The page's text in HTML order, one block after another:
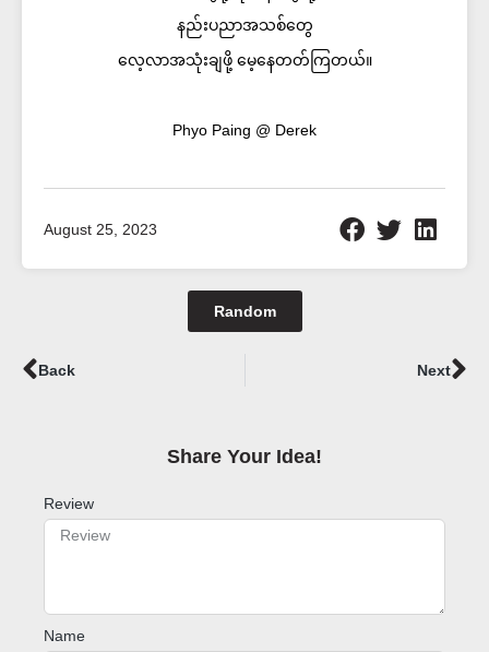
နည်းပညာအသစ်တွေ
လေ့လာအသုံးချဖို့ မေ့နေတတ်ကြတယ်။
Phyo Paing @ Derek
August 25, 2023
Random
Prev
Back Next
Share Your Idea!​
Review
Name